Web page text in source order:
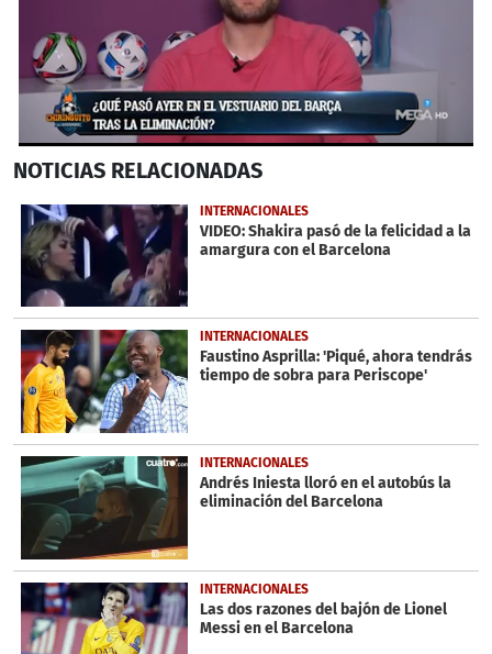
seconds
1
minute,
46
seconds
NOTICIAS RELACIONADAS
INTERNACIONALES
VIDEO: Shakira pasó de la felicidad a la
amargura con el Barcelona
INTERNACIONALES
Faustino Asprilla: 'Piqué, ahora tendrás
tiempo de sobra para Periscope'
INTERNACIONALES
Andrés Iniesta lloró en el autobús la
eliminación del Barcelona
INTERNACIONALES
Las dos razones del bajón de Lionel
Messi en el Barcelona